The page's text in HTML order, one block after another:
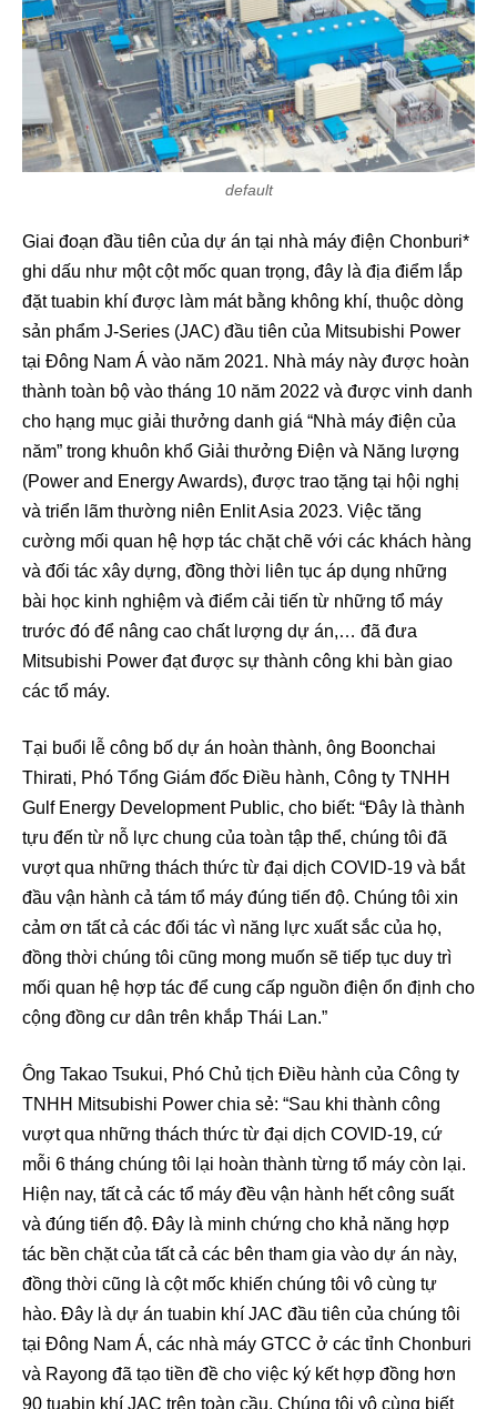
default
Giai đoạn đầu tiên của dự án tại nhà máy điện Chonburi*
ghi dấu như một cột mốc quan trọng, đây là địa điểm lắp
đặt tuabin khí được làm mát bằng không khí, thuộc dòng
sản phẩm J-Series (JAC) đầu tiên của Mitsubishi Power
tại Đông Nam Á vào năm 2021. Nhà máy này được hoàn
thành toàn bộ vào tháng 10 năm 2022 và được vinh danh
cho hạng mục giải thưởng danh giá “Nhà máy điện của
năm” trong khuôn khổ Giải thưởng Điện và Năng lượng
(Power and Energy Awards), được trao tặng tại hội nghị
và triển lãm thường niên Enlit Asia 2023. Việc tăng
cường mối quan hệ hợp tác chặt chẽ với các khách hàng
và đối tác xây dựng, đồng thời liên tục áp dụng những
bài học kinh nghiệm và điểm cải tiến từ những tổ máy
trước đó để nâng cao chất lượng dự án,… đã đưa
Mitsubishi Power đạt được sự thành công khi bàn giao
các tổ máy.
Tại buổi lễ công bố dự án hoàn thành, ông Boonchai
Thirati, Phó Tổng Giám đốc Điều hành, Công ty TNHH
Gulf Energy Development Public, cho biết: “Đây là thành
tựu đến từ nỗ lực chung của toàn tập thể, chúng tôi đã
vượt qua những thách thức từ đại dịch COVID-19 và bắt
đầu vận hành cả tám tổ máy đúng tiến độ. Chúng tôi xin
cảm ơn tất cả các đối tác vì năng lực xuất sắc của họ,
đồng thời chúng tôi cũng mong muốn sẽ tiếp tục duy trì
mối quan hệ hợp tác để cung cấp nguồn điện ổn định cho
cộng đồng cư dân trên khắp Thái Lan.”
Ông Takao Tsukui, Phó Chủ tịch Điều hành của Công ty
TNHH Mitsubishi Power chia sẻ: “Sau khi thành công
vượt qua những thách thức từ đại dịch COVID-19, cứ
mỗi 6 tháng chúng tôi lại hoàn thành từng tổ máy còn lại.
Hiện nay, tất cả các tổ máy đều vận hành hết công suất
và đúng tiến độ. Đây là minh chứng cho khả năng hợp
tác bền chặt của tất cả các bên tham gia vào dự án này,
đồng thời cũng là cột mốc khiến chúng tôi vô cùng tự
hào. Đây là dự án tuabin khí JAC đầu tiên của chúng tôi
tại Đông Nam Á, các nhà máy GTCC ở các tỉnh Chonburi
và Rayong đã tạo tiền đề cho việc ký kết hợp đồng hơn
90 tuabin khí JAC trên toàn cầu. Chúng tôi vô cùng biết